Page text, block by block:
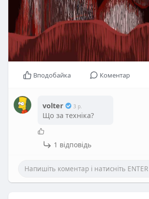
Вподобайка Коментар
volter 3 р.
Що за техніка?
1 відповідь